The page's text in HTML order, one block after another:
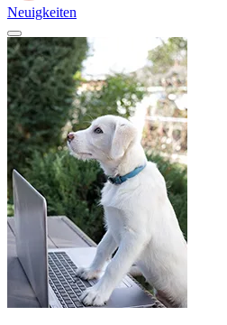
Neuigkeiten